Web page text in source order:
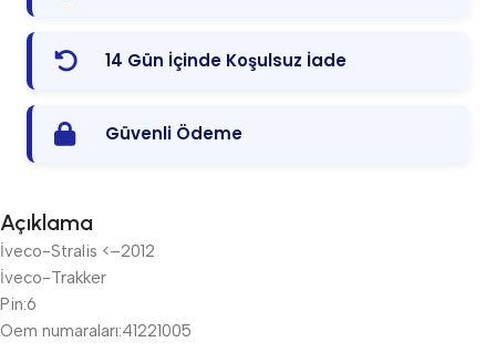
14 Gün İçinde Koşulsuz İade
Güvenli Ödeme
Açıklama
İveco-Stralis <–2012
İveco-Trakker
Pin:6
Oem numaraları:41221005